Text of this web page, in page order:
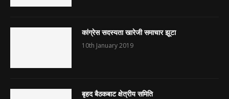
कांग्रेस सदस्यता खारेजी समाचार झूटा
10th January 2019
बृहद बैठकबाट क्षेत्रीय समिति